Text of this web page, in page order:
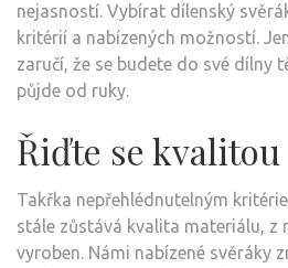
nejasností. Vybírat dílenský
kritérií a nabízených možností.
zaručí, že se budete do své dílny
půjde od ruky.
Řiďte se kvalitou
Takřka nepřehlédnutelným
stále zůstává kvalita materiálu, z
vyroben. Námi nabízené svěráky